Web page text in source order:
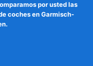
por usted las
coches en Garmisch-